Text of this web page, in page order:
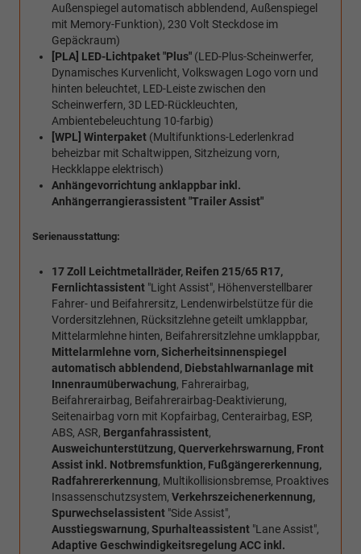
Außenspiegel automatisch abblendend, Außenspiegel
mit Memory-Funktion), 230 Volt Steckdose im
Gepäckraum)
[PLA] LED-Lichtpaket "Plus" (LED-Plus-Scheinwerfer,
Dynamisches Kurvenlicht, Volkswagen Logo vorn und
hinten beleuchtet, LED-Leiste zwischen den
Scheinwerfern, 3D LED-Rückleuchten,
Ambientebeleuchtung 10-farbig)
[WPL] Winterpaket (Multifunktions-Lederlenkrad
beheizbar mit Schaltwippen, Sitzheizung vorn,
Heckklappe elektrisch)
Anhängevorrichtung anklappbar inkl.
Anhängerrangierassistent "Trailer Assist"
Serienausstattung:
17 Zoll Leichtmetallräder, Reifen 215/65 R17,
Fernlichtassistent "Light Assist", Höhenverstellbarer
Fahrer- und Beifahrersitz, Lendenwirbelstütze für die
Vordersitzlehnen, Rücksitzlehne geteilt umklappbar,
Mittelarmlehne hinten, Beifahrersitzlehne umklappbar,
Mittelarmlehne vorn, Sicherheitsinnenspiegel
automatisch abblendend, Diebstahlwarnanlage mit
Innenraumüberwachung, Fahrerairbag,
Beifahrerairbag, Beifahrerairbag-Deaktivierung,
Seitenairbag vorn mit Kopfairbag, Centerairbag, ESP,
ABS, ASR, Berganfahrassistent,
Ausweichunterstützung, Querverkehrswarnung, Front
Assist inkl. Notbremsfunktion, Fußgängererkennung,
Radfahrererkennung, Multikollisionsbremse, Proaktives
Insassenschutzsystem, Verkehrszeichenerkennung,
Spurwechselassistent "Side Assist",
Ausstiegswarnung, Spurhalteassistent "Lane Assist",
Adaptive Geschwindigkeitsregelung ACC inkl.